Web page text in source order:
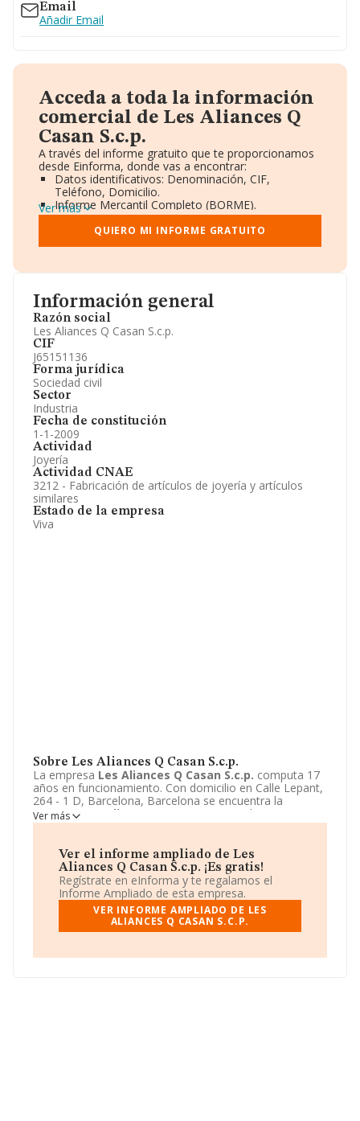
Información general
Razón social
Les Aliances Q Casan S.c.p.
CIF
J65151136
Forma jurídica
Sociedad civil
Sector
Industria
Fecha de constitución
1-1-2009
Actividad
Joyería
Actividad CNAE
3212 - Fabricación de artículos de joyería y artículos
similares
Estado de la empresa
Viva
Sobre Les Aliances Q Casan S.c.p.
La empresa Les Aliances Q Casan S.c.p. computa 17
años en funcionamiento. Con domicilio en Calle Lepant,
264 - 1 D, Barcelona, Barcelona se encuentra la
empresa
Les Aliances Q Casan S.c.p.
. El CNAE que
desarrolla es 3212 - Fabricación de artículos de joyería y
definida como Sociedad civil.
Ver más
Ver el informe ampliado de Les
Aliances Q Casan S.c.p. ¡Es gratis!
Regístrate en eInforma y te regalamos el
Informe Ampliado de esta empresa.
VER INFORME AMPLIADO DE LES
ALIANCES Q CASAN S.C.P.
Email
Añadir Email
Acceda a toda la información
comercial de Les Aliances Q
Casan S.c.p.
A través del informe gratuito que te proporcionamos
desde Einforma, donde vas a encontrar:
Datos identificativos: Denominación, CIF,
Teléfono, Domicilio.
Informe Mercantil Completo (BORME).
Gráficos de Evolución Ventas y Empleados.
Consejo de Administración y Administradores.
Directivos y Ejecutivos.
Información oficial y registral complementaria.
Ver más
QUIERO MI INFORME GRATUITO